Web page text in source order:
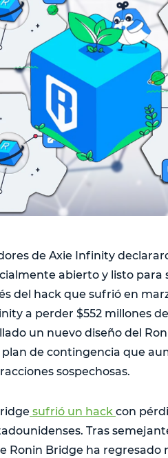
de Axie Infinity
abierto y listo para
del hack que sufrió en
a perder $552 millones
un nuevo diseño del
de contingencia que
sospechosas.
sufrió un hack con
Tras
Ronin Bridge ha regresado